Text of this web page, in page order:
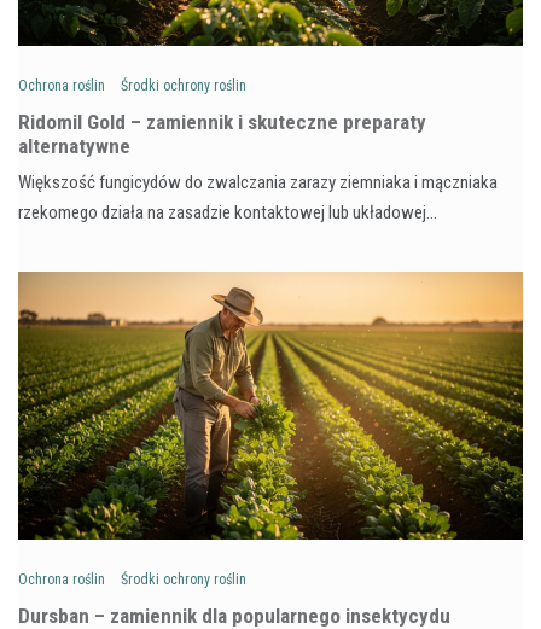
Ochrona roślin Środki ochrony roślin
Ridomil Gold – zamiennik i skuteczne preparaty
alternatywne
Większość fungicydów do zwalczania zarazy ziemniaka i mączniaka
rzekomego działa na zasadzie kontaktowej lub układowej…
Ochrona roślin Środki ochrony roślin
Dursban – zamiennik dla popularnego insektycydu